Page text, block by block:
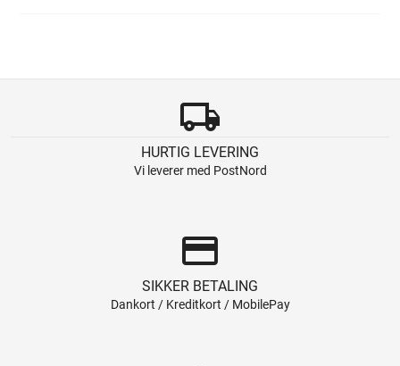
local_shipping
HURTIG LEVERING
Vi leverer med PostNord
credit_card
SIKKER BETALING
Dankort / Kreditkort / MobilePay